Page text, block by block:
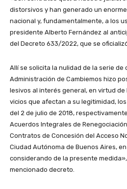
distorsivos y han generado un
nacional y, fundamentalmente, a los
presidente Alberto Fernández al
del Decreto 633/2022, que se
Allí se solicita la nulidad de la serie de
Administración de Cambiemos hizo
lesivos al interés general, en virtud
vicios que afectan a su legitimidad,
del 2 de julio de 2018,
Acuerdos Integrales de
Contratos de Concesión del Acceso
Ciudad Autónoma de Buenos Aires,
considerando de la presente
mencionado decreto.